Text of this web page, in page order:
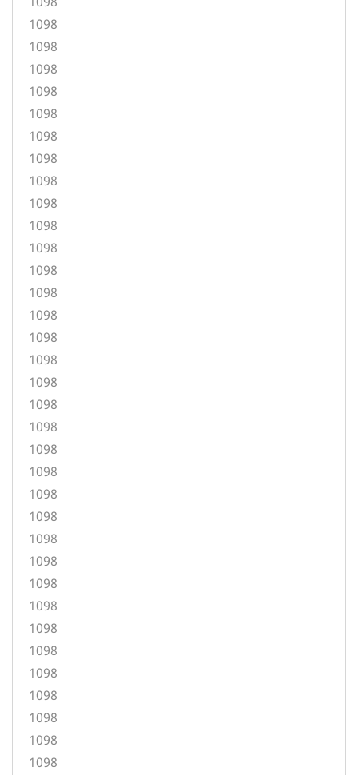
1098
1098
1098
1098
1098
1098
1098
1098
1098
1098
1098
1098
1098
1098
1098
1098
1098
1098
1098
1098
1098
1098
1098
1098
1098
1098
1098
1098
1098
1098
1098
1098
1098
1098